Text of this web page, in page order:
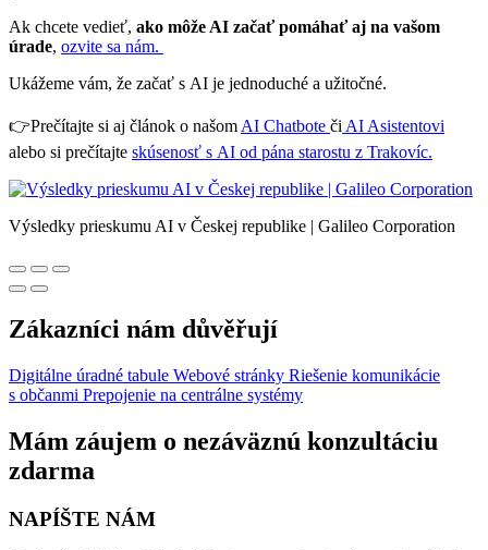
Ak chcete vedieť, ako môže AI začať pomáhať aj na vašom
úrade, ozvite sa nám.
Ukážeme vám, že začať s AI je jednoduché a užitočné.
👉Prečítajte si aj článok o našom AI Chatbote či AI Asistentovi
alebo si prečítajte skúsenosť s AI od pána starostu z Trakovíc.
Výsledky prieskumu AI v Českej republike | Galileo Corporation
Zákazníci nám důvěřují
Digitálne úradné tabule Webové stránky Riešenie komunikácie
s občanmi Prepojenie na centrálne systémy
Mám záujem o nezáväznú konzultáciu
zdarma
NAPÍŠTE NÁM